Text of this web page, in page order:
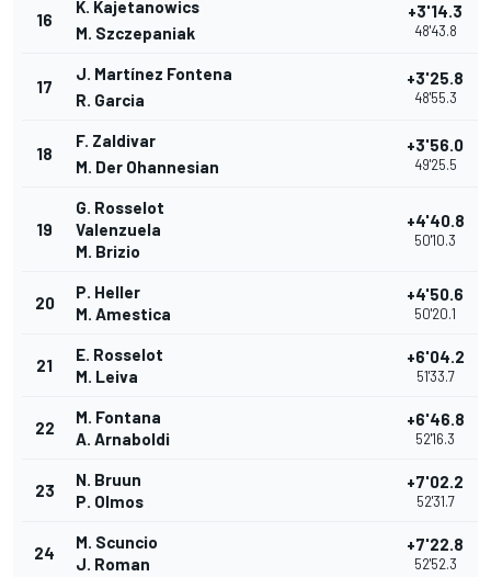
16
K. Kajetanowics
M. Szczepaniak
+3'14.3
48'43.8
17
J. Martínez Fontena
R. Garcia
+3'25.8
48'55.3
18
F. Zaldivar
M. Der Ohannesian
+3'56.0
49'25.5
19
G. Rosselot
Valenzuela
M. Brizio
+4'40.8
50'10.3
20
P. Heller
M. Amestica
+4'50.6
50'20.1
21
E. Rosselot
M. Leiva
+6'04.2
51'33.7
22
M. Fontana
A. Arnaboldi
+6'46.8
52'16.3
23
N. Bruun
P. Olmos
+7'02.2
52'31.7
24
M. Scuncio
J. Roman
+7'22.8
52'52.3